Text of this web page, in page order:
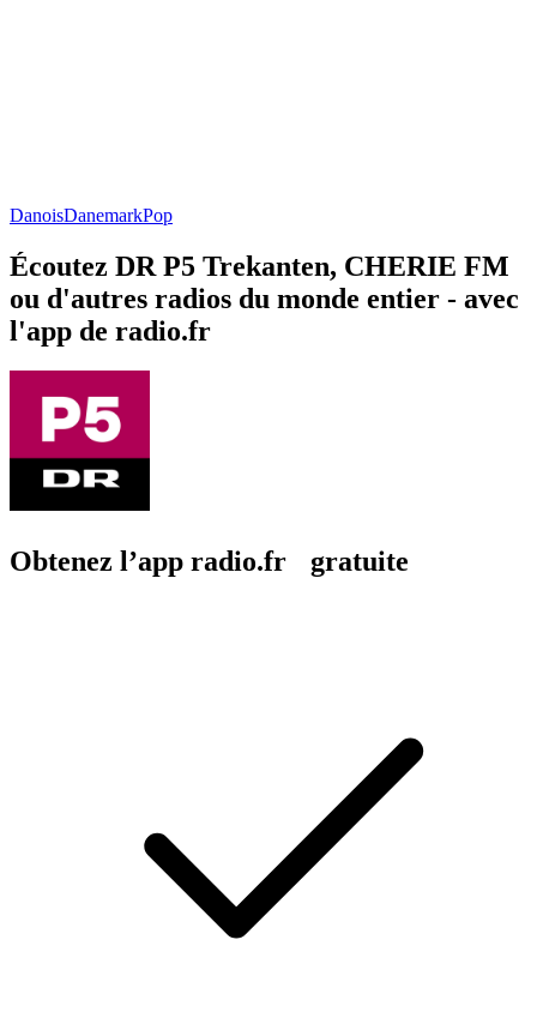
DanoisDanemarkPop
Écoutez DR P5 Trekanten, CHERIE FM
ou d'autres radios du monde entier - avec
l'app de radio.fr
Obtenez l’app radio.fr gratuite